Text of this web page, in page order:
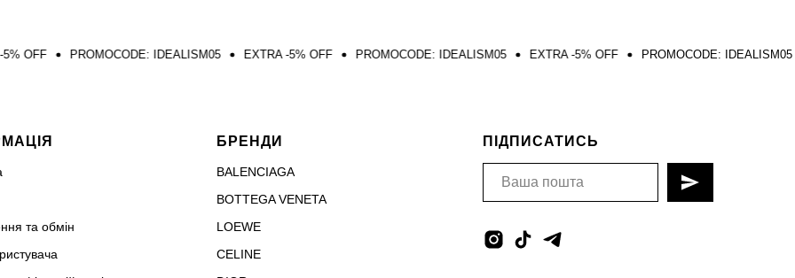
PROMOCODE: IDEALISM05 EXTRA -5% OFF PROMOCODE: IDEALISM05 EXTRA -5% OFF PROMOCODE: IDEALISM05 EXTRA
та обмін
БРЕНДИ
BALENCIAGA
BOTTEGA VENETA
LOEWE
CELINE
ПІДПИСАТИСЬ